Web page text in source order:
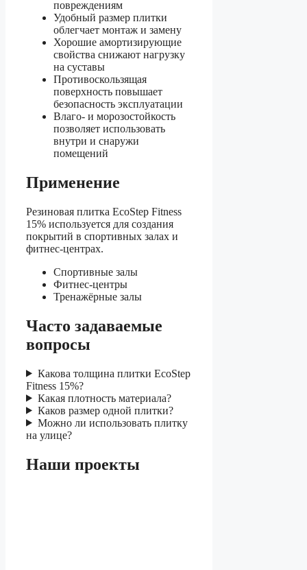
повреждениям
Удобный размер плитки
облегчает монтаж и замену
Хорошие амортизирующие
свойства снижают нагрузку
на суставы
Противоскользящая
поверхность повышает
безопасность эксплуатации
Влаго- и морозостойкость
позволяет использовать
внутри и снаружи
помещений
Применение
Резиновая плитка EcoStep Fitness
15% используется для создания
покрытий в спортивных залах и
фитнес-центрах.
Спортивные залы
Фитнес-центры
Тренажёрные залы
Часто задаваемые
вопросы
Какова толщина плитки EcoStep
Fitness 15%?
Какая плотность материала?
Каков размер одной плитки?
Можно ли использовать плитку
на улице?
Наши проекты